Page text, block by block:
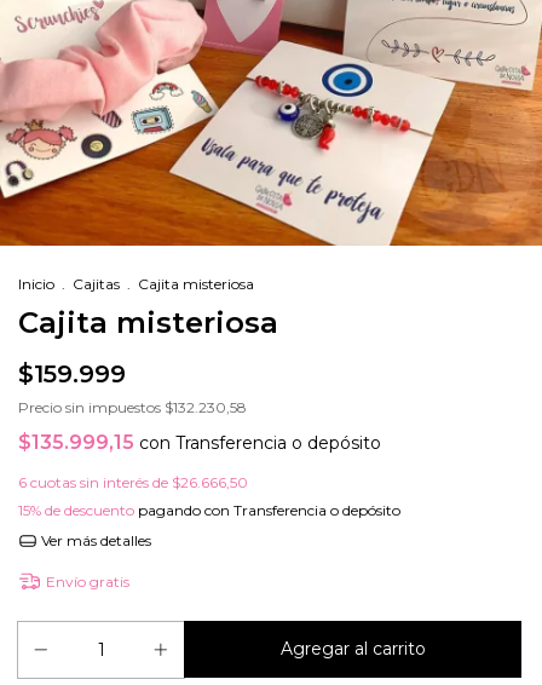
Inicio . Cajitas . Cajita misteriosa
Cajita misteriosa
$159.999
Precio sin impuestos $132.230,58
$135.999,15 con Transferencia o depósito
6 cuotas sin interés de $26.666,50
15% de descuento pagando con Transferencia o depósito
Ver más detalles
Envío gratis